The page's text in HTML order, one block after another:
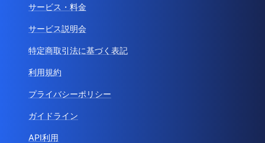
サービス・料金
サービス説明会
特定商取引法に基づく表記
利用規約
プライバシーポリシー
ガイドライン
API利用